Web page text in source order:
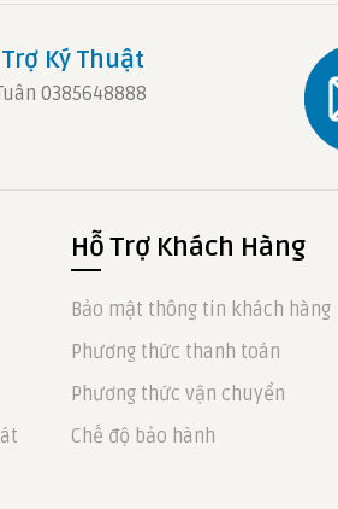
Ký Thuật
0385648888
Hỗ Trợ Khách Hàng
Bảo mật thông tin khách hàng
Phương thức thanh toán
Phương thức vận chuyển
Chế độ bảo hành